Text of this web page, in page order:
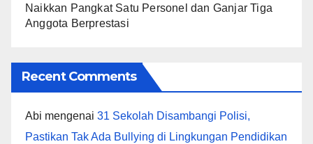
Naikkan Pangkat Satu Personel dan Ganjar Tiga
Anggota Berprestasi
Recent Comments
Abi mengenai 31 Sekolah Disambangi Polisi,
Pastikan Tak Ada Bullying di Lingkungan Pendidikan